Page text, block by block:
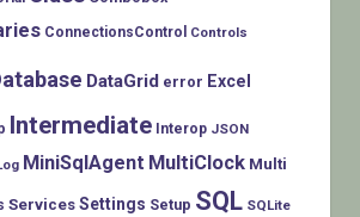
ConnectionsControl Controls
DataGrid error Excel
Intermediate Interop JSON
MiniSqlAgent MultiClock Multi
Services Settings Setup SQL SQLite